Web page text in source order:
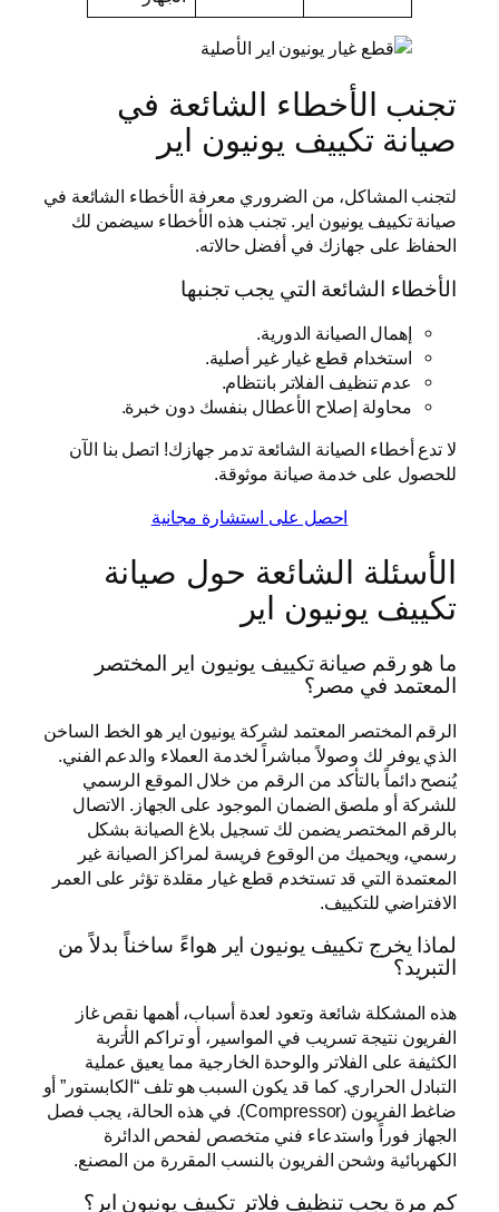
تجنب الأخطاء الشائعة في
صيانة تكييف يونيون اير
لتجنب المشاكل، من الضروري معرفة الأخطاء الشائعة في
صيانة تكييف يونيون اير. تجنب هذه الأخطاء سيضمن لك
الحفاظ على جهازك في أفضل حالاته.
الأخطاء الشائعة التي يجب تجنبها
إهمال الصيانة الدورية.
استخدام قطع غيار غير أصلية.
عدم تنظيف الفلاتر بانتظام.
محاولة إصلاح الأعطال بنفسك دون خبرة.
لا تدع أخطاء الصيانة الشائعة تدمر جهازك! اتصل بنا الآن
للحصول على خدمة صيانة موثوقة.
احصل على استشارة مجانية
الأسئلة الشائعة حول صيانة
تكييف يونيون اير
ما هو رقم صيانة تكييف يونيون اير المختصر
المعتمد في مصر؟
الرقم المختصر المعتمد لشركة يونيون اير هو الخط الساخن
الذي يوفر لك وصولاً مباشراً لخدمة العملاء والدعم الفني.
يُنصح دائماً بالتأكد من الرقم من خلال الموقع الرسمي
للشركة أو ملصق الضمان الموجود على الجهاز. الاتصال
بالرقم المختصر يضمن لك تسجيل بلاغ الصيانة بشكل
رسمي، ويحميك من الوقوع فريسة لمراكز الصيانة غير
المعتمدة التي قد تستخدم قطع غيار مقلدة تؤثر على العمر
الافتراضي للتكييف.
لماذا يخرج تكييف يونيون اير هواءً ساخناً بدلاً من
التبريد؟
هذه المشكلة شائعة وتعود لعدة أسباب، أهمها نقص غاز
الفريون نتيجة تسريب في المواسير، أو تراكم الأتربة
الكثيفة على الفلاتر والوحدة الخارجية مما يعيق عملية
التبادل الحراري. كما قد يكون السبب هو تلف “الكابستور” أو
ضاغط الفريون (Compressor). في هذه الحالة، يجب فصل
الجهاز فوراً واستدعاء فني متخصص لفحص الدائرة
الكهربائية وشحن الفريون بالنسب المقررة من المصنع.
كم مرة يجب تنظيف فلاتر تكييف يونيون اير؟